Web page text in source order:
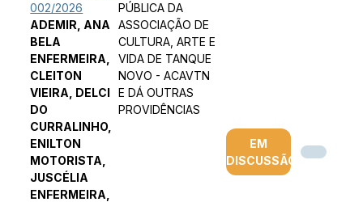
002/2026
ADEMIR, ANA
BELA
ENFERMEIRA,
CLEITON
VIEIRA, DELCI
DO
CURRALINHO,
ENILTON
MOTORISTA,
JUSCÉLIA
ENFERMEIRA,
PÚBLICA DA
ASSOCIAÇÃO DE
CULTURA, ARTE E
VIDA DE TANQUE
NOVO - ACAVTN
E DÁ OUTRAS
PROVIDÊNCIAS
EM
DISCUSSÃO